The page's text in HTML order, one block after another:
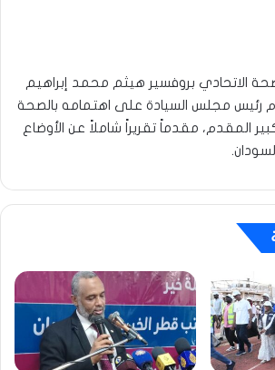
الاتحادي بروفسير هيثم محمد إبراهيم
رئيس مجلس السيادة على اهتمامه بالصحة
المقدم، مقدماً تقريراً شاملاً عن الأوضاع